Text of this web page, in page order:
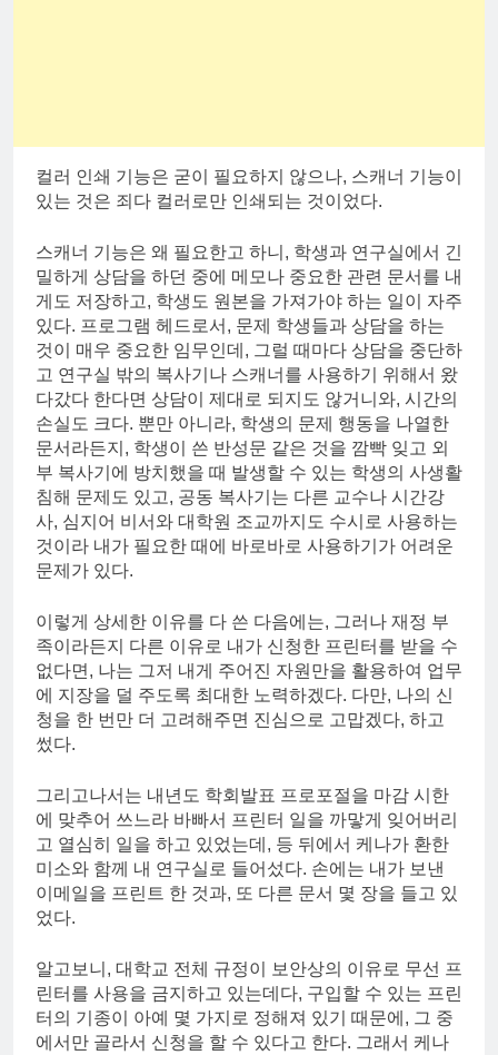
컬러 인쇄 기능은 굳이 필요하지 않으나, 스캐너 기능이
있는 것은 죄다 컬러로만 인쇄되는 것이었다.
스캐너 기능은 왜 필요한고 하니, 학생과 연구실에서 긴
밀하게 상담을 하던 중에 메모나 중요한 관련 문서를 내
게도 저장하고, 학생도 원본을 가져가야 하는 일이 자주
있다. 프로그램 헤드로서, 문제 학생들과 상담을 하는
것이 매우 중요한 임무인데, 그럴 때마다 상담을 중단하
고 연구실 밖의 복사기나 스캐너를 사용하기 위해서 왔
다갔다 한다면 상담이 제대로 되지도 않거니와, 시간의
손실도 크다. 뿐만 아니라, 학생의 문제 행동을 나열한
문서라든지, 학생이 쓴 반성문 같은 것을 깜빡 잊고 외
부 복사기에 방치했을 때 발생할 수 있는 학생의 사생활
침해 문제도 있고, 공동 복사기는 다른 교수나 시간강
사, 심지어 비서와 대학원 조교까지도 수시로 사용하는
것이라 내가 필요한 때에 바로바로 사용하기가 어려운
문제가 있다.
이렇게 상세한 이유를 다 쓴 다음에는, 그러나 재정 부
족이라든지 다른 이유로 내가 신청한 프린터를 받을 수
없다면, 나는 그저 내게 주어진 자원만을 활용하여 업무
에 지장을 덜 주도록 최대한 노력하겠다. 다만, 나의 신
청을 한 번만 더 고려해주면 진심으로 고맙겠다, 하고
썼다.
그리고나서는 내년도 학회발표 프로포절을 마감 시한
에 맞추어 쓰느라 바빠서 프린터 일을 까맣게 잊어버리
고 열심히 일을 하고 있었는데, 등 뒤에서 케나가 환한
미소와 함께 내 연구실로 들어섰다. 손에는 내가 보낸
이메일을 프린트 한 것과, 또 다른 문서 몇 장을 들고 있
었다.
알고보니, 대학교 전체 규정이 보안상의 이유로 무선 프
린터를 사용을 금지하고 있는데다, 구입할 수 있는 프린
터의 기종이 아예 몇 가지로 정해져 있기 때문에, 그 중
에서만 골라서 신청을 할 수 있다고 한다. 그래서 케나